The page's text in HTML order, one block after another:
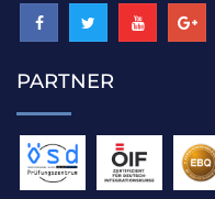
PARTNER